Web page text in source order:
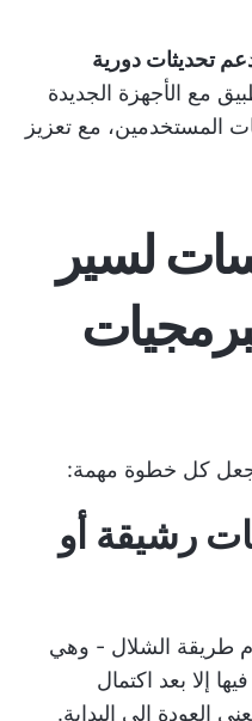
تحديثات دورية
مع الأجهزة الجديدة
المستخدمين، مع تعزيز
لسير
كل خطوة مهمة:
رشيقة أو
طريقة الشلال - وهي
إلا بعد اكتمال
العودة إلى البداية.